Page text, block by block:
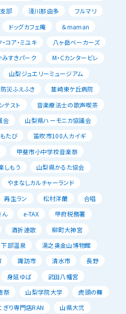
部
淺川那由多
フルマリ
ドッグカフェ庵
＆maman
コア・ミユキ
八ヶ岳ベーカーズ
すきパーク
M・Cカンタービレ
山梨ジュエリーミュージアム
防災ふえふき
韮崎東ケ丘病院
テスト
音楽療法士の歌声喫茶
会
山梨県ハーモニカ協議会
たび
笛吹市100人カイギ
甲斐市小中学校音楽祭
しもう
山梨県かるた協会
やまなしカルチャーランド
再生ラン 松村洋蘭
合唱
ん e-TAX
甲府税務署
酒折連歌
柳町大神宮
下部温泉
湯之奥金山博物館
諏訪市 清水市
長野
身延ゆば
武田八幡宮
祭 山梨学院大学
虎頭の舞
ぎり専門店RAN
山県大弐